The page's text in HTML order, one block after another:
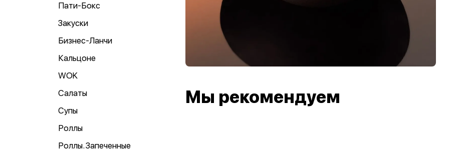
Пати-Бокс
Закуски
Бизнес-Ланчи
Кальцоне
WOK
Салаты
Супы
Роллы
Роллы. Запеченные
Мы рекомендуем